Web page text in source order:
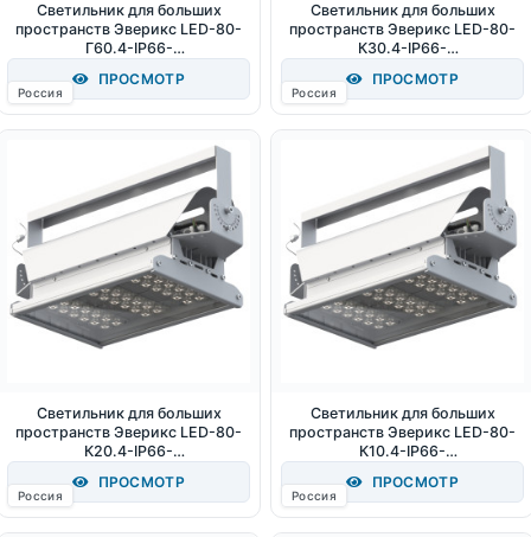
Светильник для больших
пространств Эверикс LED-80-
Г60.4-IP66-
C230/D/Х/G1) 80Вт 11760Лм
4000К IP66
ПРОСМОТР
Россия
Светильник для больших
пространств Эверикс LED-80-
К30.4-IP66-
C230/D/Х/G1) 80Вт 11200Лм
4000К IP66
ПРОСМОТР
Россия
Светильник для больших
пространств Эверикс LED-80-
К20.4-IP66-
C230/D/Х/G1) 80Вт 11120Лм
4000К IP66
ПРОСМОТР
Россия
Светильник для больших
пространств Эверикс LED-80-
К10.4-IP66-
C230/D/Х/G1) 80Вт 11120Лм
4000К IP66
ПРОСМОТР
Россия